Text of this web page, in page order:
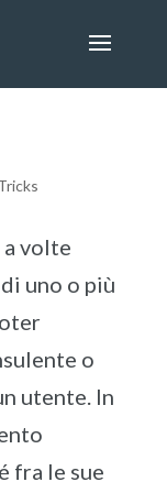
volte
uno o più
o
utente. In
fra le sue